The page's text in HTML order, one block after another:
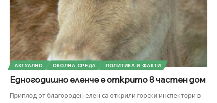
АКТУАЛНО ОКОЛНА СРЕДА ПОЛИТИКА И ФАКТИ
Едногодишно еленче е открито в частен дом
Приплод от благороден елен са открили горски инспектори в